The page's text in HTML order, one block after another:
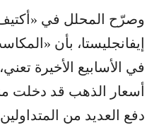
وصرّح المحلل في «أكتيف
إيفانجليستا، بأن
في الأسابيع الأخيرة
أسعار الذهب قد دخلت
دفع العديد من